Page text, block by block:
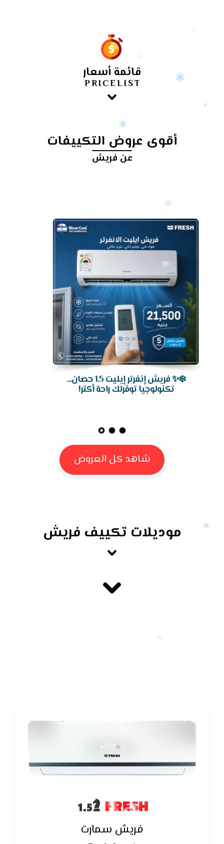
قائمة أسعار
PRICELIST
أقوى عروض التكييفات
عن فريش
❄️✨ فريش إنفرتر إيليت 1.5 حصان...
تكنولوجيا توفرلك راحة أكتر!
شاهد كل العروض
موديلات تكييف فريش
FRESH
فريش سمارت